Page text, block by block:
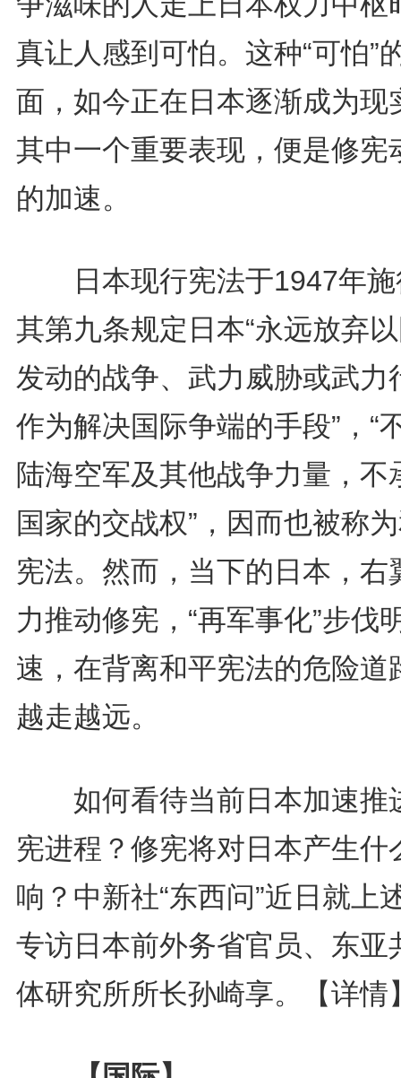
真让人感到可怕。这种“可怕”
面，如今正在日本逐渐成为现
其中一个重要表现，便是修宪
的加速。
日本现行宪法于1947年施
其第九条规定日本“永远放弃
发动的战争、武力威胁或武力
作为解决国际争端的手段”，“
陆海空军及其他战争力量，不
国家的交战权”，因而也被称
宪法。然而，当下的日本，右
力推动修宪，“再军事化”步伐
速，在背离和平宪法的危险道
越走越远。
如何看待当前日本加速推
宪进程？修宪将对日本产生什
响？中新社“东西问”近日就上
专访日本前外务省官员、东亚
体研究所所长孙崎享。
【详情